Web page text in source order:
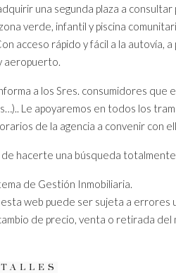
una segunda plaza a consultar
verde, infantil y piscina
acceso rápido y fácil a la autovía,
aeropuerto.
a los Sres. consumidores que
Le apoyaremos en todos los
de la agencia a convenir con
hacerte una búsqueda
de Gestión Inmobiliaria.
web puede ser sujeta a errores
de precio, venta o retirada del